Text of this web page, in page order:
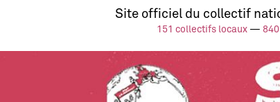
Site officiel du collectif
151 collectifs locaux—